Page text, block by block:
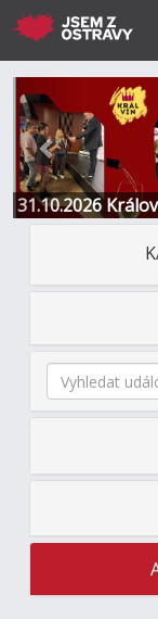
31.10.2026
Restaurace a
Předchozí